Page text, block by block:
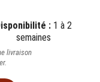
: 1 à 2
semaines
livraison